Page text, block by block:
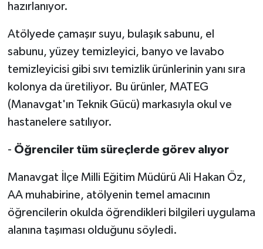
hazırlanıyor.
Atölyede çamaşır suyu, bulaşık sabunu, el
sabunu, yüzey temizleyici, banyo ve lavabo
temizleyicisi gibi sıvı temizlik ürünlerinin yanı sıra
kolonya da üretiliyor. Bu ürünler, MATEG
(Manavgat'ın Teknik Gücü) markasıyla okul ve
hastanelere satılıyor.
- Öğrenciler tüm süreçlerde görev alıyor
Manavgat İlçe Milli Eğitim Müdürü Ali Hakan Öz,
AA muhabirine, atölyenin temel amacının
öğrencilerin okulda öğrendikleri bilgileri uygulama
alanına taşıması olduğunu söyledi.